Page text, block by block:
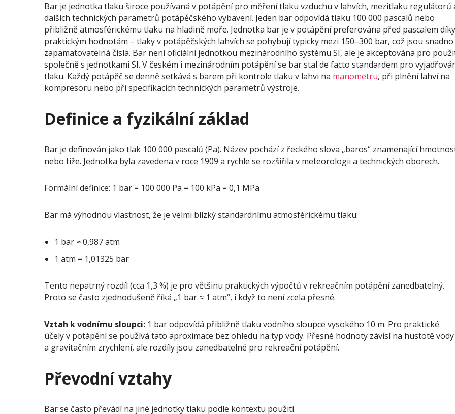
Bar je jednotka tlaku široce používaná v potápění pro měření tlaku vzduchu v lahvích, mezitlaku regulátorů
dalších technických parametrů potápěčského vybavení. Jeden bar odpovídá tlaku 100 000 pascalů nebo
přibližně atmosférickému tlaku na hladině moře. Jednotka bar je v potápění preferována před pascalem díky
praktickým hodnotám – tlaky v potápěčských lahvích se pohybují typicky mezi 150–300 bar, což jsou snadno
zapamatovatelná čísla. Bar není oficiální jednotkou mezinárodního systému SI, ale je akceptována pro
společně s jednotkami SI. V českém i mezinárodním potápění se bar stal de facto standardem pro
tlaku. Každý potápěč se denně setkává s barem při kontrole tlaku v lahvi na manometru, při plnění lahví na
kompresoru nebo při specifikacích technických parametrů výstroje.
Definice a fyzikální základ
Bar je definován jako tlak 100 000 pascalů (Pa). Název pochází z řeckého slova „baros“ znamenající
nebo tíže. Jednotka byla zavedena v roce 1909 a rychle se rozšířila v meteorologii a technických oborech.
Formální definice: 1 bar = 100 000 Pa = 100 kPa = 0,1 MPa
Bar má výhodnou vlastnost, že je velmi blízký standardnímu atmosférickému tlaku:
1 bar ≈ 0,987 atm
1 atm = 1,01325 bar
Tento nepatrný rozdíl (cca 1,3 %) je pro většinu praktických výpočtů v rekreačním potápění zanedbatelný.
Proto se často zjednodušeně říká „1 bar ≈ 1 atm“, i když to není zcela přesné.
Vztah k vodnímu sloupci: 1 bar odpovídá přibližně tlaku vodního sloupce vysokého 10 m. Pro praktické
účely v potápění se používá tato aproximace bez ohledu na typ vody. Přesné hodnoty závisí na hustotě vody
a gravitačním zrychlení, ale rozdíly jsou zanedbatelné pro rekreační potápění.
Převodní vztahy
Bar se často převádí na jiné jednotky tlaku podle kontextu použití.